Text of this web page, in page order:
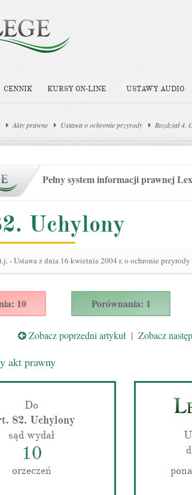
CENNIK KURSY ON-LINE USTAWY AUDIO
Akty prawne Ustawa o ochronie przyrody Rozdział 4.
Pełny system informacji prawnej
Uchylony
-Ustawa z dnia 16 kwietnia 2004 r. o ochronie przyrody
10 Porównania: 1
Zobacz poprzedni artykuł| Zobacz
akt prawny
Do
82. Uchylony
sąd wydał
10
orzeczeń